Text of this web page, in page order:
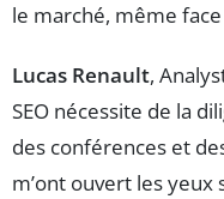
le marché, même
Lucas Renault,
SEO nécessite de la
des conférences et
m’ont ouvert les